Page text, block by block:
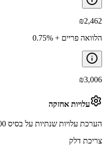
₪2,462
הלוואה פריים + 0.75%
₪3,006
עלויות אחזקה
הערכת עלויות שנתיות על בסיס 15,000 ק״מ בשנה
צריכת דלק